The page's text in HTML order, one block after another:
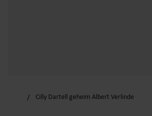
Cilly Dartell geheim Albert Verlinde